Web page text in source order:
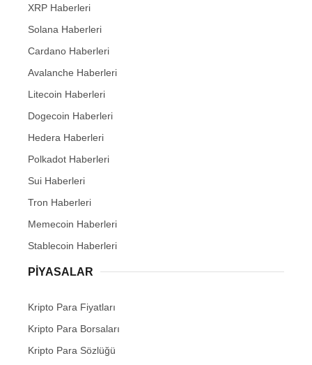
XRP Haberleri
Solana Haberleri
Cardano Haberleri
Avalanche Haberleri
Litecoin Haberleri
Dogecoin Haberleri
Hedera Haberleri
Polkadot Haberleri
Sui Haberleri
Tron Haberleri
Memecoin Haberleri
Stablecoin Haberleri
PIYASALAR
Kripto Para Fiyatları
Kripto Para Borsaları
Kripto Para Sözlüğü